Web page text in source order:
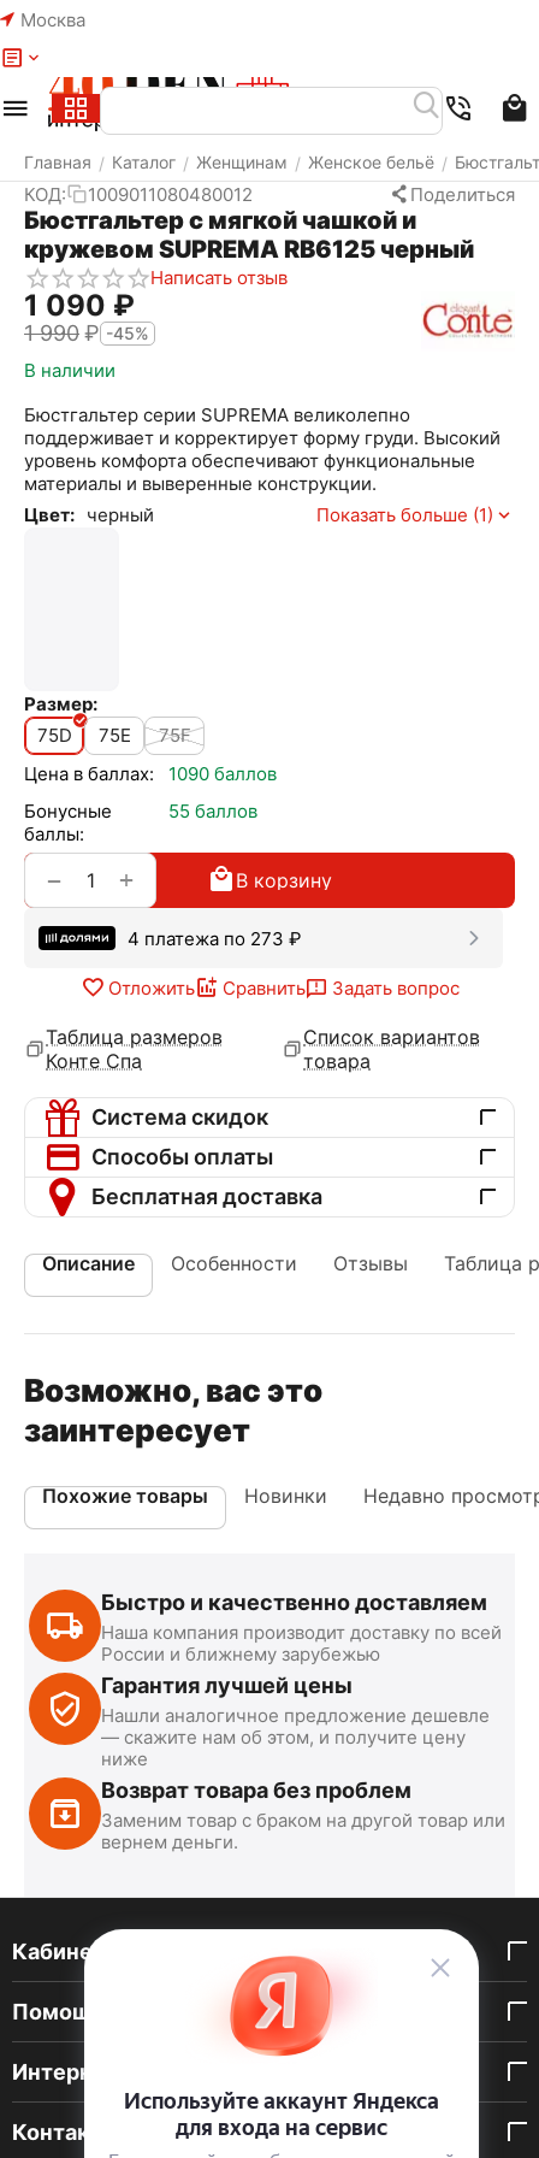
Москва
Главная / Каталог / Женщинам / Женское бельё /
КОД: 1009011080480012 Поделиться
Бюстгальтер с мягкой чашкой и
кружевом SUPREMA RB6125 черный
Написать отзыв
1 090 ₽
1 990₽ -45%
В наличии
Бюстгальтер серии SUPREMA великолепно
поддерживает и корректирует форму груди. Высокий
уровень комфорта обеспечивают функциональные
материалы и выверенные конструкции.
Цвет: черный Показать больше (1)
Размер:
75D
75E
75F
Цена в баллах:
1090 баллов
Бонусные
баллы:
55 баллов
+
− В корзину
4 платежа по 273 ₽
Отложить Сравнить Задать вопрос
Таблица размеров
Конте Спа
Список вариантов
товара
Система скидок
Способы оплаты
Бесплатная доставка
Описание Особенности Отзывы Таблица
Возможно, вас это
заинтересует
Похожие товары Новинки Недавно
Быстро и качественно доставляем
Наша компания производит доставку по всей
России и ближнему зарубежью
Гарантия лучшей цены
Нашли аналогичное предложение дешевле
— скажите нам об этом, и получите цену
ниже
Возврат товара без проблем
Заменим товар с браком на другой товар или
вернем деньги.
Кабинет покупателя
Помощь покупателю
Интернет-магазин
Контакты
Меню